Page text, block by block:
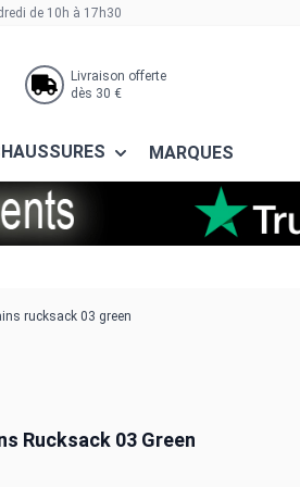
de 10h à 17h30
Livraison offerte
dès 30 €
MARQUES
rucksack 03 green
Rucksack 03 Green